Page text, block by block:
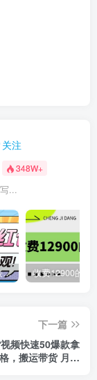
关注
348W+
...
最新某短视频平台接码看广告，无限撸1.3元项目【软件+详细操作教程】
下一篇
频快速50爆款拿
，搬运带货 月入